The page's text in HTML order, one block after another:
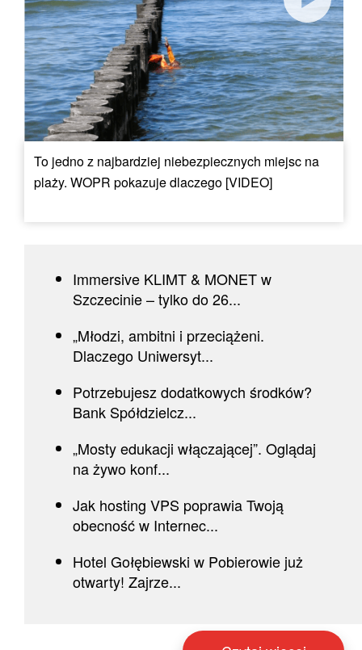
To jedno z najbardziej niebezpiecznych miejsc na
plaży. WOPR pokazuje dlaczego [VIDEO]
Immersive KLIMT & MONET w
Szczecinie – tylko do 26...
„Młodzi, ambitni i przeciążeni.
Dlaczego Uniwersyt...
Potrzebujesz dodatkowych środków?
Bank Spółdzielcz...
„Mosty edukacji włączającej”. Oglądaj
na żywo konf...
Jak hosting VPS poprawia Twoją
obecność w Internec...
Hotel Gołębiewski w Pobierowie już
otwarty! Zajrze...